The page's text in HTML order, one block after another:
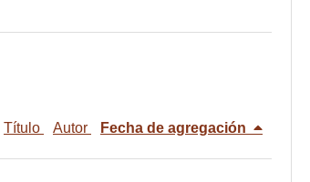
Título Autor Fecha de agregación